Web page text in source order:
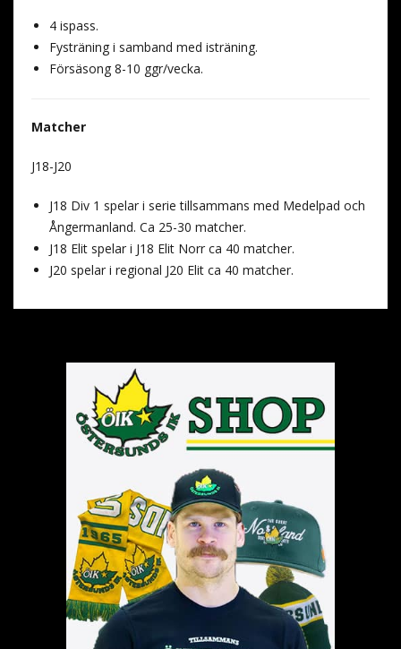
4 ispass.
Fysträning i samband med isträning.
Försäsong 8-10 ggr/vecka.
Matcher
J18-J20
J18 Div 1 spelar i serie tillsammans med Medelpad och
Ångermanland. Ca 25-30 matcher.
J18 Elit spelar i J18 Elit Norr ca 40 matcher.
J20 spelar i regional J20 Elit ca 40 matcher.